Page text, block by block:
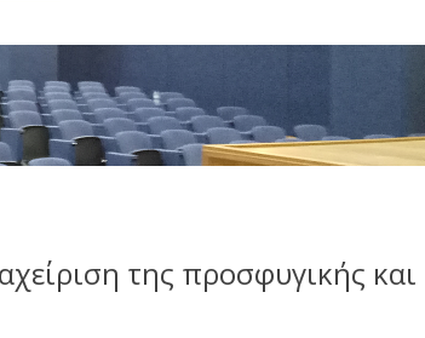
της προσφυγικής και